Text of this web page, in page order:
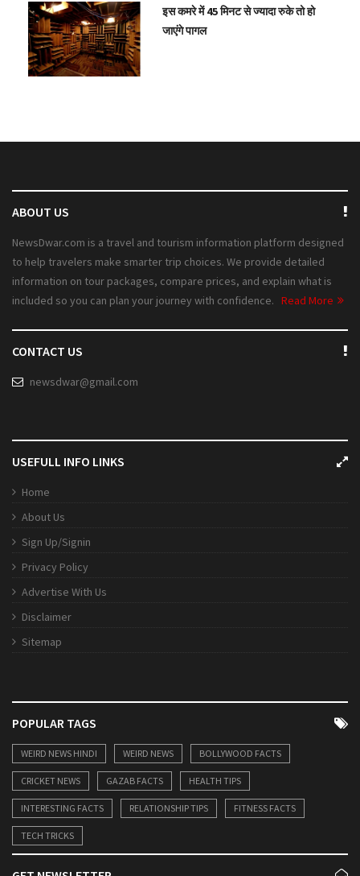
इस कमरे में 45 मिनट से ज्यादा रुके तो हो
जाएंगे पागल
ABOUT US
NewsDwar.com is a travel and tourism information platform designed
to help travelers make smarter trip choices. We provide detailed
information on tour packages, compare prices, and explain what is
included so you can plan your journey with confidence. Read More
CONTACT US
newsdwar@gmail.com
USEFULL INFO LINKS
Home
About Us
Sign Up/Signin
Privacy Policy
Advertise With Us
Disclaimer
Sitemap
POPULAR TAGS
WEIRD NEWS HINDI WEIRD NEWS BOLLYWOOD FACTS
CRICKET NEWS GAZAB FACTS HEALTH TIPS
INTERESTING FACTS RELATIONSHIP TIPS FITNESS FACTS
TECH TRICKS